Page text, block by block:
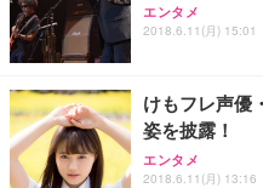
エンタメ
2018.6.11(月) 15:01
けもフレ声優
姿を披露！
エンタメ
2018.6.11(月) 13:16